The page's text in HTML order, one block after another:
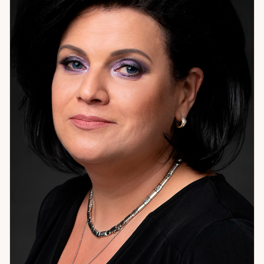
направления, с пониманием жизненных циклов, со
сложными поворотными моментами в отношениях.
Астропсихологический подход позволяет увидеть не
только событие, но и внутреннюю динамику — то, что
создаёт ситуацию снова и снова. Если вам важна не просто
«правда», а понимание — что именно происходит и что с
этим делать — приходите на консультацию.